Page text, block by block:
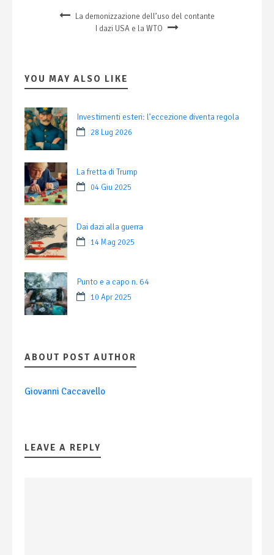
La demonizzazione dell’uso del contante
I dazi USA e la WTO
YOU MAY ALSO LIKE
Investimenti esteri: l’eccezione diventa regola
28 Lug 2026
La fretta di Trump
04 Giu 2025
Dai dazi alla guerra
14 Mag 2025
Punto e a capo n. 64
10 Apr 2025
ABOUT POST AUTHOR
Giovanni Caccavello
LEAVE A REPLY